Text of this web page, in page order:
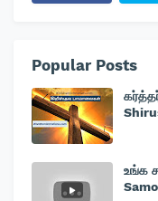
Popular Posts
உங்க